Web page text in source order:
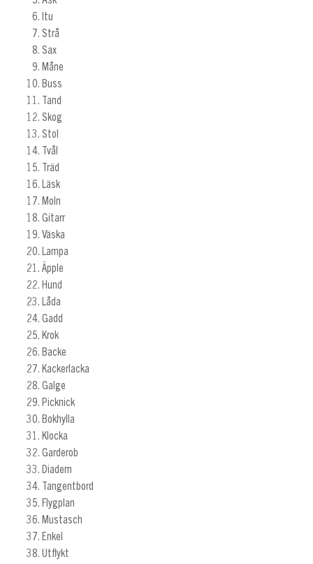
Itu
Strå
Sax
Måne
Buss
Tand
Skog
Stol
Tvål
Träd
Läsk
Moln
Gitarr
Väska
Lampa
Äpple
Hund
Låda
Gadd
Krok
Backe
Kackerlacka
Galge
Picknick
Bokhylla
Klocka
Garderob
Diadem
Tangentbord
Flygplan
Mustasch
Enkel
Utflykt